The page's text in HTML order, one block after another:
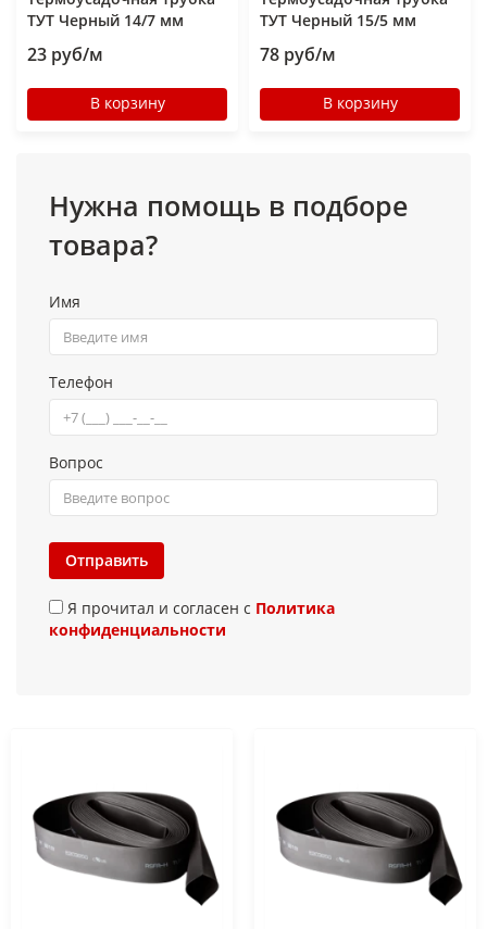
ТУТ Черный 14/7 мм
23 руб/м
В корзину
ТУТ Черный 15/5 мм
78 руб/м
В корзину
Нужна помощь в подборе
товара?
Имя
Телефон
Вопрос
Отправить
Я прочитал и согласен с Политика
конфиденциальности